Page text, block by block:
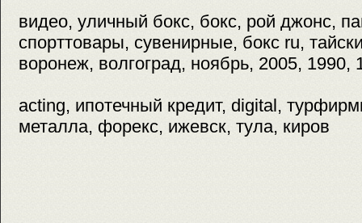
видео, уличный бокс, бокс, рой джонс,
спорттовары, сувенирные, бокс ru,
воронеж, волгоград, ноябрь, 2005, 1990,
acting, ипотечный кредит, digital,
металла, форекс, ижевск, тула, киров